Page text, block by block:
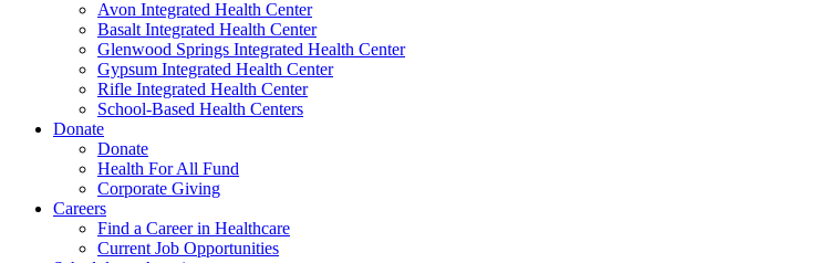
Avon Integrated Health Center
Basalt Integrated Health Center
Glenwood Springs Integrated Health Center
Gypsum Integrated Health Center
Rifle Integrated Health Center
School-Based Health Centers
Donate
Donate
Health For All Fund
Corporate Giving
Careers
Find a Career in Healthcare
Current Job Opportunities